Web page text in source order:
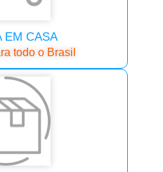
EM CASA
todo o Brasil